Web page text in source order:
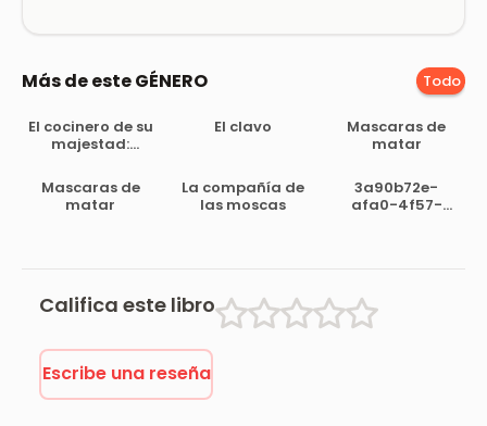
Más de este GÉNERO Todo
El cocinero de su
majestad:
tiempo de Felipe
III
El clavo
Mascaras de
matar
Mascaras de
matar
La compañía de
las moscas
3a90b72e-
afa0-4f57-
Califica este libro
Escribe una reseña